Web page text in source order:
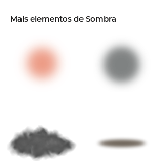
Mais elementos de Sombra